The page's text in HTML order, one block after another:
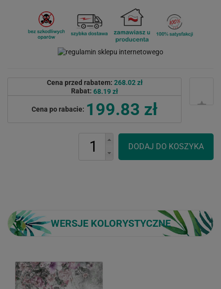
Cena przed rabatem: 268.02 zł
Rabat: 68.19 zł
Cena po rabacie: 199.83 zł
WERSJE KOLORYSTYCZNE